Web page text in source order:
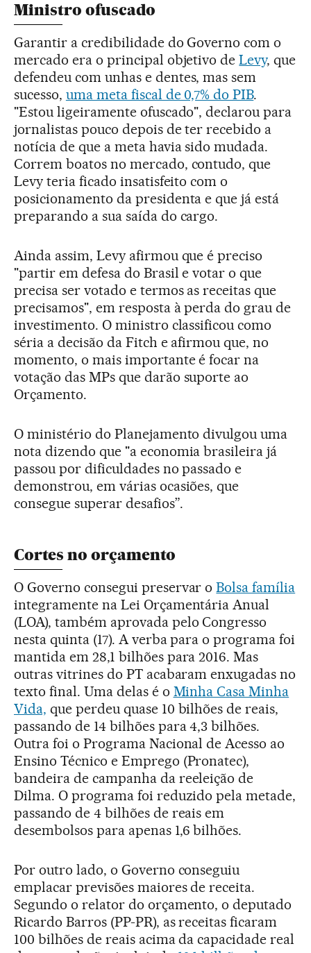
Ministro ofuscado
Garantir a credibilidade do Governo com o
mercado era o principal objetivo deLevy, que
defendeu com unhas e dentes, mas sem
sucesso, uma meta fiscal de 0,7% do PIB.
"Estou ligeiramente ofuscado", declarou para
jornalistas pouco depois de ter recebido a
notícia de que a meta havia sido mudada.
Correm boatos no mercado, contudo, que
Levy teria ficado insatisfeito com o
posicionamento da presidenta e que já está
preparando a sua saída do cargo.
Ainda assim, Levy afirmou que é preciso
"partir em defesa do Brasil e votar o que
precisa ser votado e termos as receitas que
precisamos", em resposta à perda do grau de
investimento. O ministro classificou como
séria a decisão da Fitch e afirmou que, no
momento, o mais importante é focar na
votação das MPs que darão suporte ao
Orçamento.
O ministério do Planejamento divulgou uma
nota dizendo que "a economia brasileira já
passou por dificuldades no passado e
demonstrou, em várias ocasiões, que
consegue superar desafios”.
Cortes no orçamento
O Governo consegui preservar oBolsa família
integramente na Lei Orçamentária Anual
(LOA), também aprovada pelo Congresso
nesta quinta (17). A verba para o programa foi
mantida em 28,1 bilhões para 2016. Mas
outras vitrines do PT acabaram enxugadas no
texto final. Uma delas é o Minha Casa Minha
Vida, que perdeu quase 10 bilhões de reais,
passando de 14 bilhões para 4,3 bilhões.
Outra foi o Programa Nacional de Acesso ao
Ensino Técnico e Emprego (Pronatec),
bandeira de campanha da reeleição de
Dilma. O programa foi reduzido pela metade,
passando de 4 bilhões de reais em
desembolsos para apenas 1,6 bilhões.
Por outro lado, o Governo conseguiu
emplacar previsões maiores de receita.
Segundo o relator do orçamento, o deputado
Ricardo Barros (PP-PR), as receitas ficaram
100 bilhões de reais acima da capacidade real